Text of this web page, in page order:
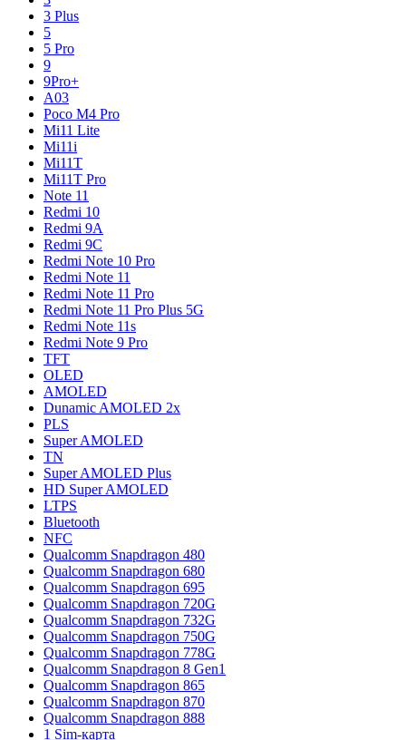
3 Plus
5
5 Pro
9
9Pro+
A03
Poco M4 Pro
Mi11 Lite
Mi11i
Mi11T
Mi11T Pro
Note 11
Redmi 10
Redmi 9A
Redmi 9C
Redmi Note 10 Pro
Redmi Note 11
Redmi Note 11 Pro
Redmi Note 11 Pro Plus 5G
Redmi Note 11s
Redmi Note 9 Pro
TFT
OLED
AMOLED
Dunamic AMOLED 2x
PLS
Super AMOLED
TN
Super AMOLED Plus
HD Super AMOLED
LTPS
Bluetooth
NFC
Qualcomm Snapdragon 480
Qualcomm Snapdragon 680
Qualcomm Snapdragon 695
Qualcomm Snapdragon 720G
Qualcomm Snapdragon 732G
Qualcomm Snapdragon 750G
Qualcomm Snapdragon 778G
Qualcomm Snapdragon 8 Gen1
Qualcomm Snapdragon 865
Qualcomm Snapdragon 870
Qualcomm Snapdragon 888
1 Sim-карта